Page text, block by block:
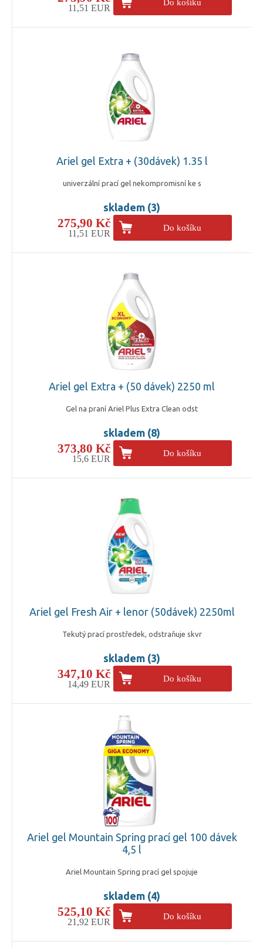
11,51 EUR
Do košíku
Ariel gel Extra + (30dávek) 1.35 l
univerzální prací gel nekompromisní ke s
skladem (3)
275,90 Kč
11,51 EUR
Do košíku
Ariel gel Extra + (50 dávek) 2250 ml
Gel na praní Ariel Plus Extra Clean odst
skladem (8)
373,80 Kč
15,6 EUR
Do košíku
Ariel gel Fresh Air + lenor (50dávek) 2250ml
Tekutý prací prostředek, odstraňuje skvr
skladem (3)
347,10 Kč
14,49 EUR
Do košíku
Ariel gel Mountain Spring prací gel 100 dávek
4,5 l
Ariel Mountain Spring prací gel spojuje
skladem (4)
525,10 Kč
21,92 EUR
Do košíku